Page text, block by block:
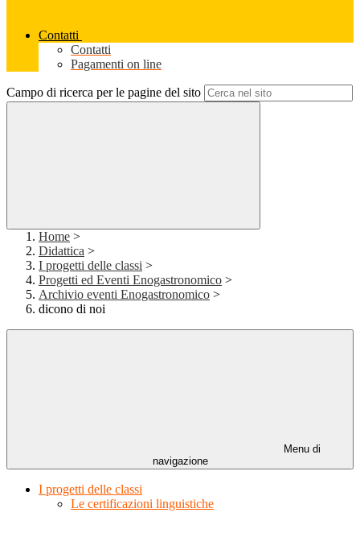
Contatti
Contatti
Pagamenti on line
Campo di ricerca per le pagine del sito
Home >
Didattica >
I progetti delle classi >
Progetti ed Eventi Enogastronomico >
Archivio eventi Enogastronomico >
dicono di noi
Menu di
navigazione
I progetti delle classi
Le certificazioni linguistiche